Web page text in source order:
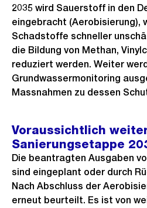
2035 wird Sauerstoff in den
eingebracht (Aerobisierung),
Schadstoffe schneller
die Bildung von Methan,
reduziert werden. Weiter
Grundwassermonitoring
Massnahmen zu dessen
Voraussichtlich
Sanierungsetappe
Die beantragten Ausgaben
sind eingeplant oder durch
Nach Abschluss der
erneut beurteilt. Es ist von